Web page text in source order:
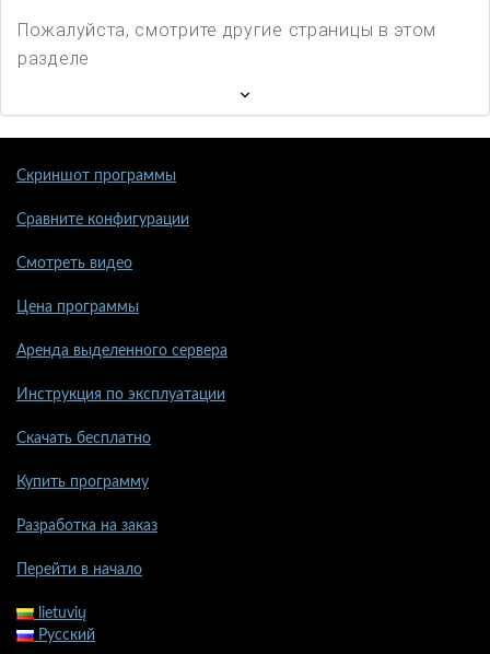
Пожалуйста, смотрите другие страницы в этом
разделе
Скриншот программы
Сравните конфигурации
Смотреть видео
Цена программы
Аренда выделенного сервера
Инструкция по эксплуатации
Скачать бесплатно
Купить программу
Разработка на заказ
Перейти в начало
lietuvių
Русский